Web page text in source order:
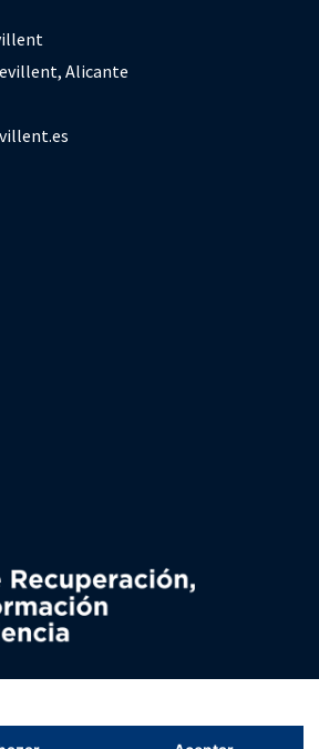
Alicante
Política territorial.